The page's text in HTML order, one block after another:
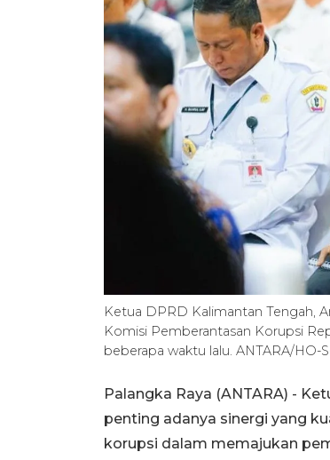
Ketua DPRD Kalimantan Tengah,
Komisi Pemberantasan Korupsi
beberapa waktu lalu. ANTARA/
Palangka Raya (ANTARA) -
penting adanya sinergi yang
korupsi dalam memajukan